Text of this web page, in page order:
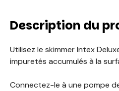
Description du
Utilisez le skimmer Intex
impuretés accumulés à la
Connectez-le à une pompe